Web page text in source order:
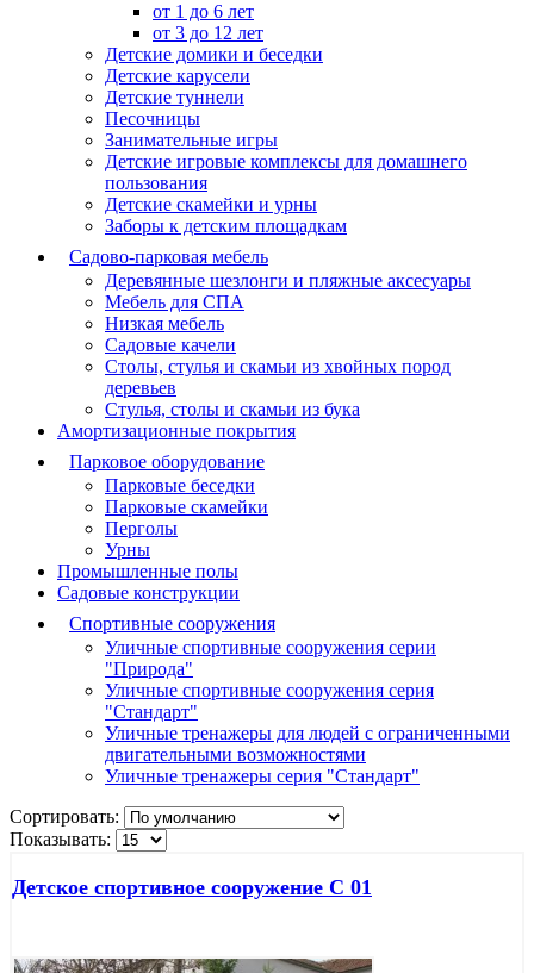
от 1 до 6 лет
от 3 до 12 лет
Детские домики и беседки
Детские карусели
Детские туннели
Песочницы
Занимательные игры
Детские игровые комплексы для домашнего
пользования
Детские скамейки и урны
Заборы к детским площадкам
Садово-парковая мебель
Деревянные шезлонги и пляжные аксесуары
Мебель для СПА
Низкая мебель
Садовые качели
Столы, стулья и скамьи из хвойных пород
деревьев
Стулья, столы и скамьи из бука
Амортизационные покрытия
Парковое оборудование
Парковые беседки
Парковые скамейки
Перголы
Урны
Промышленные полы
Садовые конструкции
Спортивные сооружения
Уличные спортивные сооружения серии
"Природа"
Уличные спортивные сооружения серия
"Стандарт"
Уличные тренажеры для людей с ограниченными
двигательными возможностями
Уличные тренажеры серия "Стандарт"
Сортировать:
Показывать:
Детское спортивное сооружение С 01